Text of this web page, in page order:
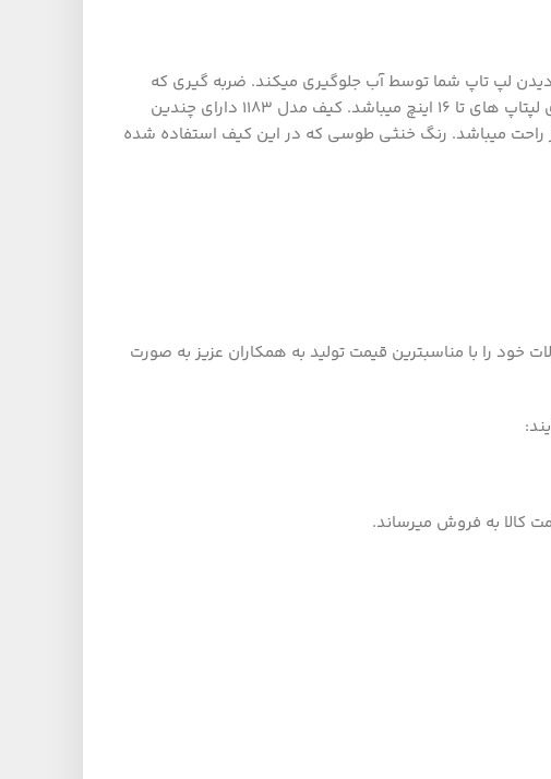
لپ تاپ شما توسط آب جلوگیری میکند. ضربه گیری که
درون این کیف لپ تاپ طراحی شده است، لپتاپ را در مقابل ضربات احتمالی حفظ میکند. محافظ طراحی شده مناسب برای لپتاپ های تا 16 اینچ میباشد. کیف مدل 1183 دارای چندین
میباشد. رنگ خنثی طوسی که در این کیف استفاده شده
را با مناسبترین قیمت تولید به همکاران عزیز به صورت
کالا به فروش میرساند.